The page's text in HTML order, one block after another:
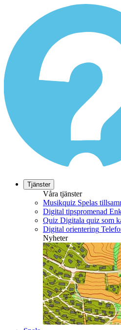
Tjänster
Våra tjänster
Musikquiz Spelas
Digital tipspromenad
Quiz Digitala quiz som
Digital orientering
Nyheter